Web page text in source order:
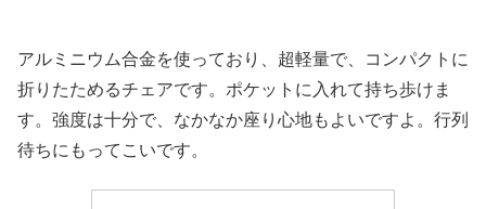
アルミニウム合金を使っており、超軽量で、コンパクトに
折りたためるチェアです。ポケットに入れて持ち歩けま
す。強度は十分で、なかなか座り心地もよいですよ。行列
待ちにもってこいです。